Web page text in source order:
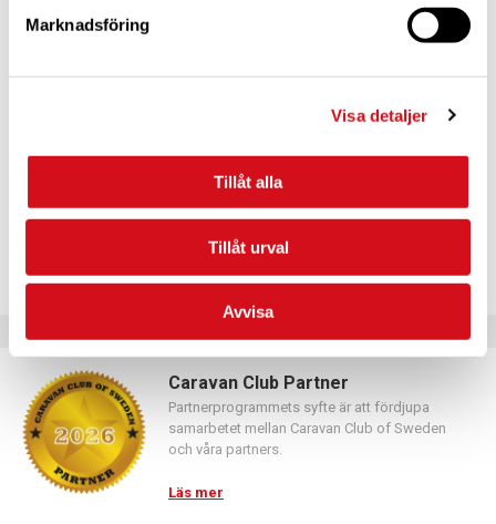
Marknadsföring
Visa detaljer
Tillåt alla
Tillåt urval
Avvisa
Logga in med hjälp av formuläret och följ anvisningarna.
Caravan Club Partner
Partnerprogrammets syfte är att fördjupa
samarbetet mellan Caravan Club of Sweden
och våra partners.
Läs mer